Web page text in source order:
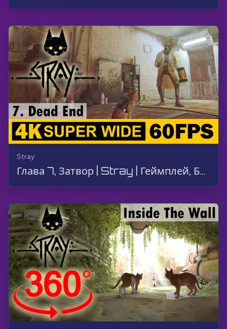
Stray
Глава 7, Затвор | Stray | Геймплей, Без коментар, 4K, 60 FPS, СУПЕР ШИРОК